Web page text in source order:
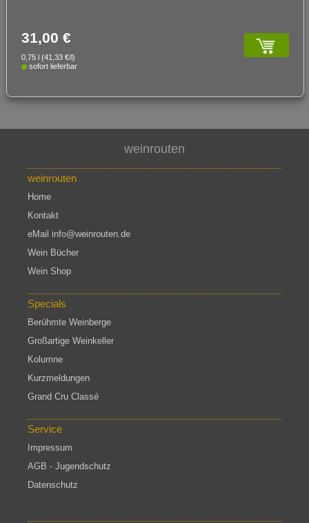
31,00 €
0,75 l (41,33 €/l)
sofort lieferbar
weinrouten
weinrouten
Home
Kontakt
eMail info@weinrouten.de
Wein Bücher
Wein Shop
Specials
Berühmte Weinberge
Großartige Weinkeller
Kolumne
Kurzmeldungen
Grand Cru Classé
Service
Impressum
AGB - Jugendschutz
Datenschutz